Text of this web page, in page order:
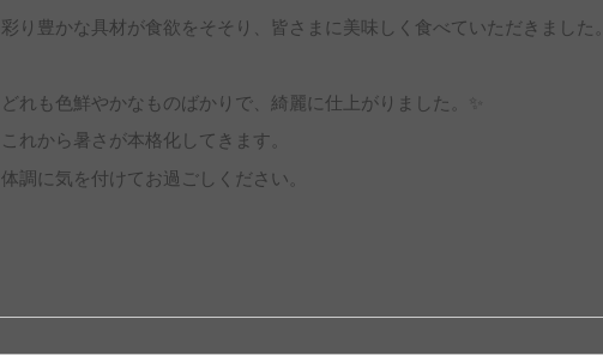
彩り豊かな具材が食欲をそそり、皆さまに美味しく食べていただきました。
どれも色鮮やかなものばかりで、綺麗に仕上がりました。✨
これから暑さが本格化してきます。
体調に気を付けてお過ごしください。